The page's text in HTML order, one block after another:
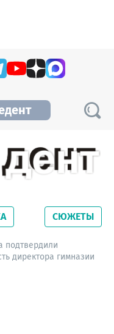
свежие
издания
СЮЖЕТЫ
подтвердили
директора гимназии